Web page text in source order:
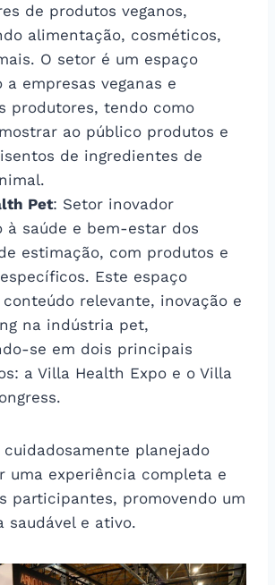
de produtos veganos,
alimentação, cosméticos,
O setor é um espaço
a empresas veganas e
produtores, tendo como
ao público produtos e
de ingredientes de
Pet: Setor inovador
à saúde e bem-estar dos
estimação, com produtos e
Este espaço
conteúdo relevante, inovação e
na indústria pet,
se em dois principais
a Villa Health Expo e o Villa
cuidadosamente planejado
uma experiência completa e
participantes, promovendo um
saudável e ativo.